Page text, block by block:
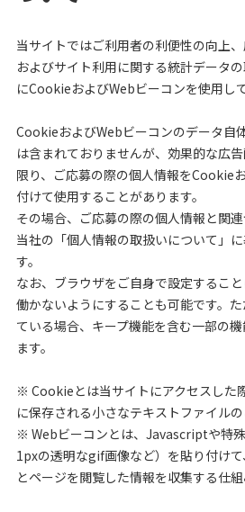
当サイトではご利用者の利便性の向上、
およびサイト利用に関する統計データ
にCookieおよびWebビーコンを使用して
CookieおよびWebビーコンのデータ自
は含まれておりませんが、効果的な広
限り、ご応募の際の個人情報をCookie
付けて使用することがあります。
その場合、ご応募の際の個人情報と関
当社の「個人情報の取扱いについて」
す。
なお、ブラウザをご自身で設定するこ
働かないようにすることも可能です。
ている場合、キープ機能を含む一部の
ます。
※ Cookieとは当サイトにアクセスした
に保存される小さなテキストファイルの
※ Webビーコンとは、Javascriptや特
1pxの透明なgif画像など）を貼り付け
とページを閲覧した情報を収集する仕組